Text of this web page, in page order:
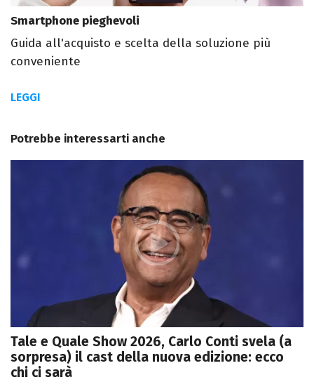
Smartphone pieghevoli
Guida all'acquisto e scelta della soluzione più
conveniente
LEGGI
Potrebbe interessarti anche
Tale e Quale Show 2026, Carlo Conti svela (a
sorpresa) il cast della nuova edizione: ecco
chi ci sarà